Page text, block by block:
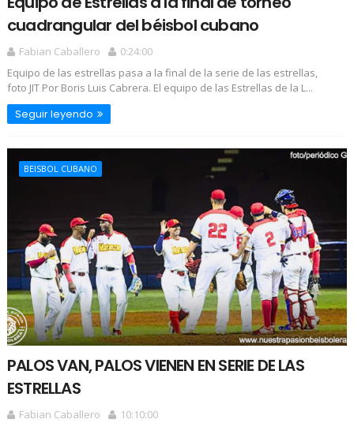
cuadrangular del béisbol cubano
Fabian Caballero
0:24:00
Equipo de las estrellas pasa a la final de la serie de las estrellas,
foto JIT Por Boris Luis Cabrera. El equipo de las Estrellas de la L...
Seguir leyendo
BEISBOL CUBANO
PALOS VAN, PALOS VIENEN EN SERIE DE LAS
ESTRELLAS
Fabian Caballero
10:10:00